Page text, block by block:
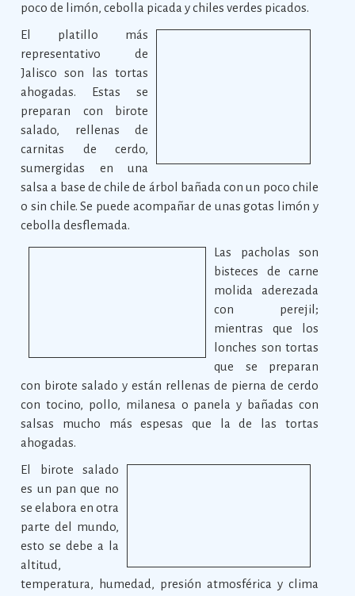
poco de limón, cebolla picada y chiles verdes picados.
El platillo más
representativo de
Jalisco son las tortas
ahogadas. Estas se
preparan con birote
salado, rellenas de
carnitas de cerdo,
sumergidas en una
salsa a base de chile de árbol bañada con un poco chile
o sin chile. Se puede acompañar de unas gotas limón y
cebolla desflemada.
Las pacholas son
bisteces de carne
molida aderezada
con perejil;
mientras que los
lonches son tortas
que se preparan
con birote salado y están rellenas de pierna de cerdo
con tocino, pollo, milanesa o panela y bañadas con
salsas mucho más espesas que la de las tortas
ahogadas.
El birote salado
es un pan que no
se elabora en otra
parte del mundo,
esto se debe a la
altitud,
temperatura, humedad, presión atmosférica y clima